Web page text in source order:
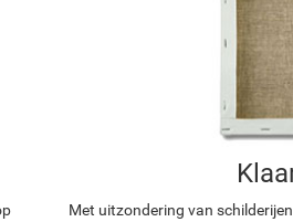
Met uitzondering van